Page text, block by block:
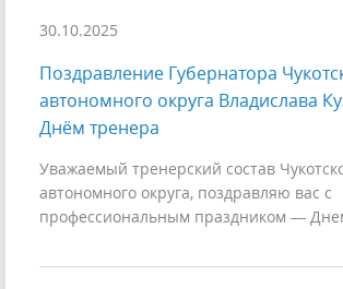
30.10.2025
Поздравление Губернатора
автономного округа Владислава
Днём тренера
Уважаемый тренерский состав
автономного округа, поздравляю вас с
профессиональным праздником —